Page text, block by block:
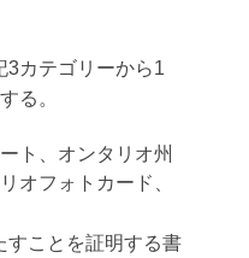
3カテゴリーから1
る。
ト、オンタリオ州
オフォトカード、
すことを証明する書